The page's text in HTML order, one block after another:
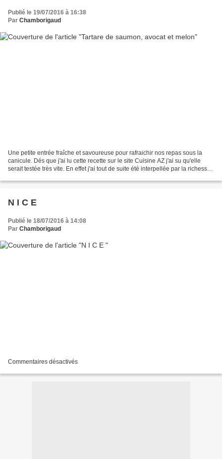
Publié le 19/07/2016 à 16:38
Par Chamborigaud
Une petite entrée fraîche et savoureuse pour rafraichir nos repas sous la
canicule. Dés que j'ai lu cette recette sur le site Cuisine AZ j'ai su qu'elle
serait testée très vite. En effet j'ai tout de suite été interpellée par la richesse
N I C E
Publié le 18/07/2016 à 14:08
Par Chamborigaud
Commentaires désactivés